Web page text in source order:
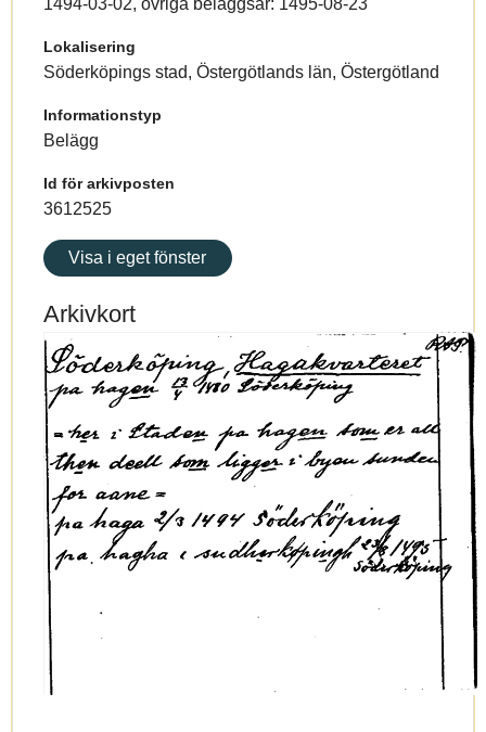
Lokalisering
Söderköpings stad, Östergötlands län, Östergötland
Informationstyp
Belägg
Id för arkivposten
3612525
Visa i eget fönster
Arkivkort